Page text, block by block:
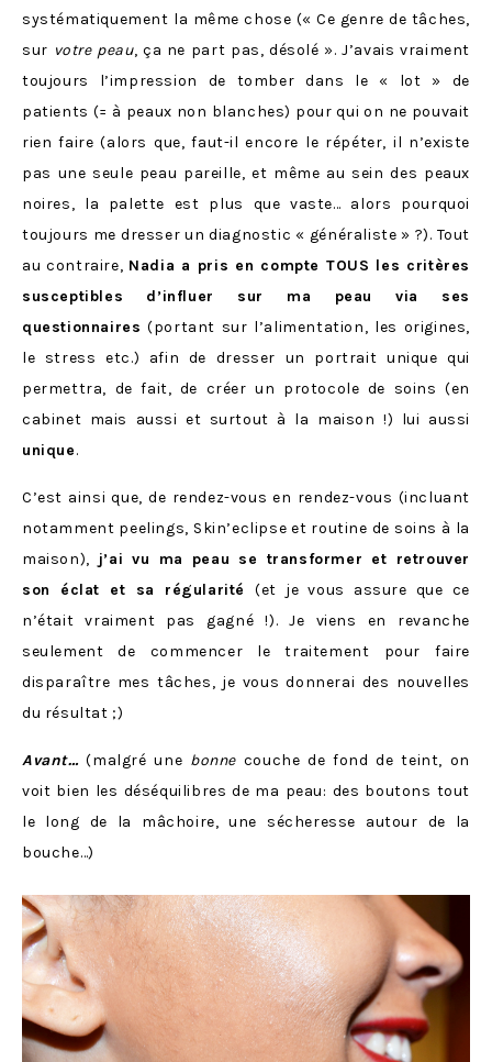
systématiquement la même chose (« Ce genre de tâches,
sur votre peau, ça ne part pas, désolé ». J’avais vraiment
toujours l’impression de tomber dans le « lot » de
patients (= à peaux non blanches) pour qui on ne pouvait
rien faire (alors que, faut-il encore le répéter, il n’existe
pas une seule peau pareille, et même au sein des peaux
noires, la palette est plus que vaste… alors pourquoi
toujours me dresser un diagnostic « généraliste » ?). Tout
au contraire, Nadia a pris en compte TOUS les critères
susceptibles d’influer sur ma peau via ses
questionnaires (portant sur l’alimentation, les origines,
le stress etc.) afin de dresser un portrait unique qui
permettra, de fait, de créer un protocole de soins (en
cabinet mais aussi et surtout à la maison !) lui aussi
unique.
C’est ainsi que, de rendez-vous en rendez-vous (incluant
notamment peelings, Skin’eclipse et routine de soins à la
maison), j’ai vu ma peau se transformer et retrouver
son éclat et sa régularité(et je vous assure que ce
n’était vraiment pas gagné !). Je viens en revanche
seulement de commencer le traitement pour faire
disparaître mes tâches, je vous donnerai des nouvelles
du résultat ;)
Avant… (malgré une bonne couche de fond de teint, on
voit bien les déséquilibres de ma peau: des boutons tout
le long de la mâchoire, une sécheresse autour de la
bouche…)